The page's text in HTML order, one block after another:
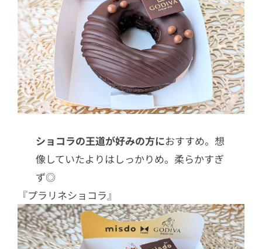
ショコラの王道が好みの方におすすめ。想
像していたよりはしっかりめ。柔らかすぎ
ず◎
『プラリネショコラ』